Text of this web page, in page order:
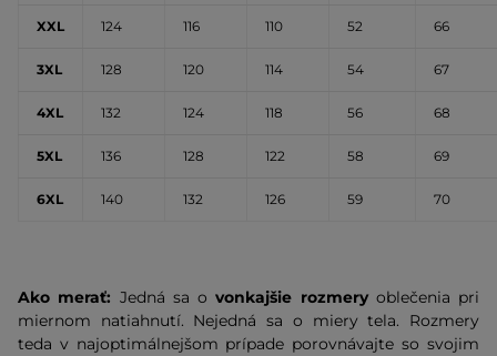
XXL 124 116 110 52 66
3XL 128 120 114 54 67
4XL 132 124 118 56 68
5XL 136 128 122 58 69
6XL 140 132 126 59 70
Ako merať: Jedná sa ovonkajšie rozmeryoblečenia pri
miernom natiahnutí. Nejedná sa o miery tela. Rozmery
teda v najoptimálnejšom prípade porovnávajte so svojim